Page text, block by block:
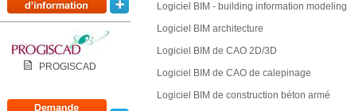
PROGISCAD
Logiciel BIM - building information modeling
Logiciel BIM architecture
Logiciel BIM de CAO 2D/3D
Logiciel BIM de CAO de calepinage
Logiciel BIM de construction béton armé